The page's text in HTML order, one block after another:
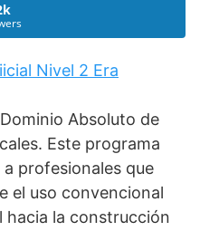
Nivel 2 Era
Absoluto de
Este programa
profesionales que
el uso convencional
hacia la construcción